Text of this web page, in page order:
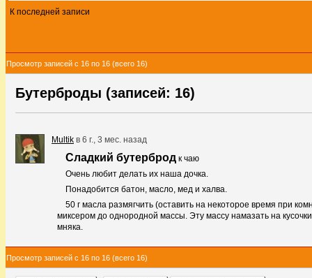
К последней записи
Просмотр записей с 16 по 16 (всего 16)
Бутерброды (записей: 16)
Multik в 6 г., 3 мес. назад
Сладкий бутерброд к чаю
Очень любит делать их наша дочка.
Понадобится батон, масло, мед и халва.
50 г масла размягчить (оставить на некоторое время при
миксером до однородной массы. Эту массу намазать на
мняка.
Просмотр записей с 16 по 16 (всего 16)